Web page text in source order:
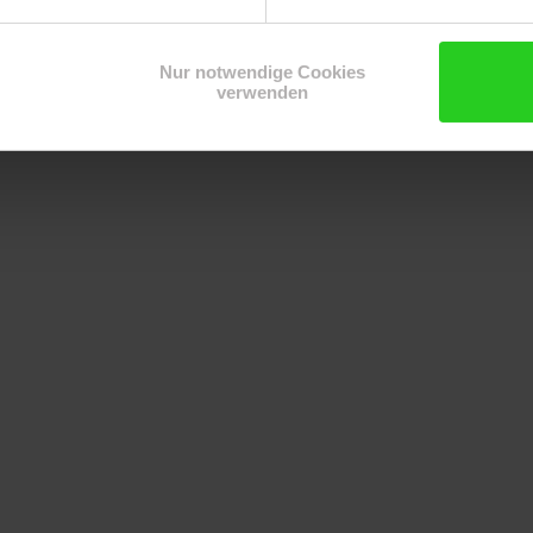
Nur notwendige Cookies
verwenden